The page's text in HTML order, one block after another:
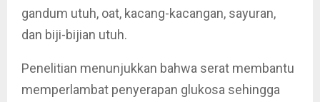
gandum utuh, oat, kacang-kacangan, sayuran,
dan biji-bijian utuh.
Penelitian menunjukkan bahwa serat membantu
memperlambat penyerapan glukosa sehingga